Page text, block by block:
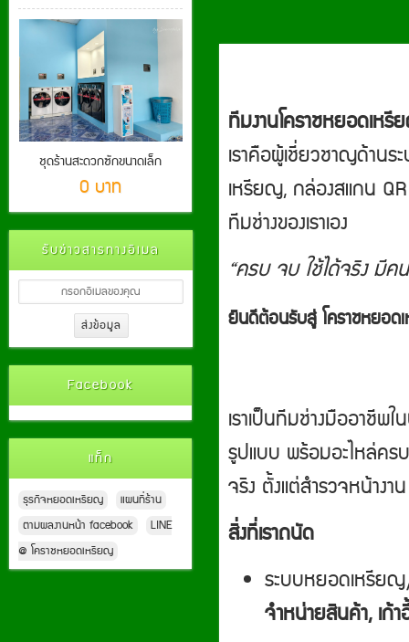
ชุดร้านสะดวกซักขนาดเล็ก
0 บาท
รับข่าวสารทางอีเมล
Facebook
แท็ก
ธุรกิจหยอดเหรียญ
แผนที่ร้าน
ตามผลงานหน้า facebook
LINE
@ โคราชหยอดเหรียญ
ทีมงานโคราชหยอดเห
เราคือผู้เชี่ยวชาญด้าน
เหรียญ, กล่องสแกน
ทีมช่างของเราเอง
“ครบ จบ ใช้ได้จริง มีค
ยินดีต้อนรับสู่ โคราชหยอ
เราเป็นทีมช่างมืออาชีพ
รูปแบบ พร้อมอะไหล่คร
จริง ตั้งแต่สำรวจหน้าง
สิ่งที่เราถนัด
ระบบหยอดเหรีย
จำหน่ายสินค้า, เก้